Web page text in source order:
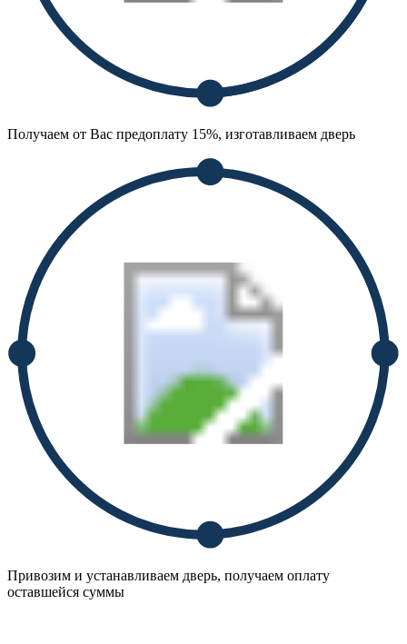
Получаем от Вас предоплату 15%, изготавливаем дверь
Привозим и устанавливаем дверь, получаем оплату
оставшейся суммы